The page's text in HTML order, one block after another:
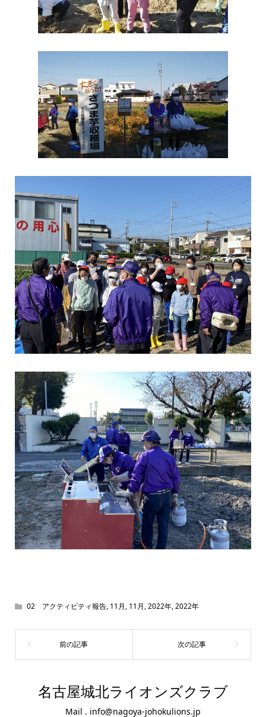
02 アクティビティ報告, 11月, 11月,2022年,2022年
名古屋城北ライオンズクラブ
Mail . info@nagoya-johokulions.jp